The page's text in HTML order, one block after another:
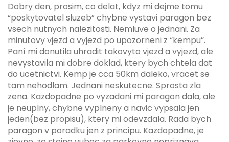
Dobry den, prosim, co delat, kdyz mi dejme tomu
“poskytovatel sluzeb” chybne vystavi paragon bez
vsech nutnych nalezitosti. Nemluve o jednani. Za
minutovy vjezd a vyjezd po upozorneni z “kempu”.
Paní mi donutila uhradit takovyto vjezd a vyjezd, ale
nevystavila mi dobre doklad, ktery bych chtela dat
do ucetnictvi. Kemp je cca 50km daleko, vracet se
tam nehodlam. Jednani neskutecne. Sprosta zla
zena. Kazdopadne po vyzadani mi paragon dala, ale
je neuplny, chybne vyplneny a navic vypsala jen
jeden(bez propisu), ktery mi odevzdala. Rada bych
paragon v poradku jen z principu. Kazdopadne, je